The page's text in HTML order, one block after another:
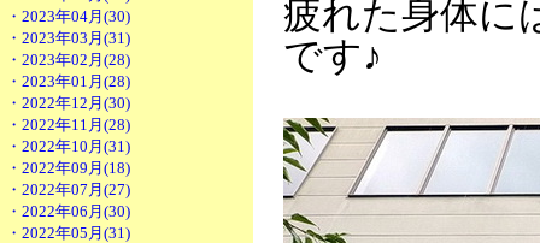
・2023年04月(30)
・2023年03月(31)
・2023年02月(28)
・2023年01月(28)
・2022年12月(30)
・2022年11月(28)
・2022年10月(31)
・2022年09月(18)
・2022年07月(27)
・2022年06月(30)
・2022年05月(31)
疲れた身体に
です♪